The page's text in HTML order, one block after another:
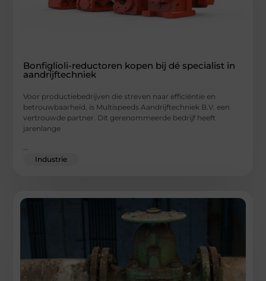
Bonfiglioli-reductoren kopen bij dé specialist in
aandrijftechniek
Voor productiebedrijven die streven naar efficiëntie en
betrouwbaarheid, is Multispeeds Aandrijftechniek B.V. een
vertrouwde partner. Dit gerenommeerde bedrijf heeft
jarenlange
Industrie